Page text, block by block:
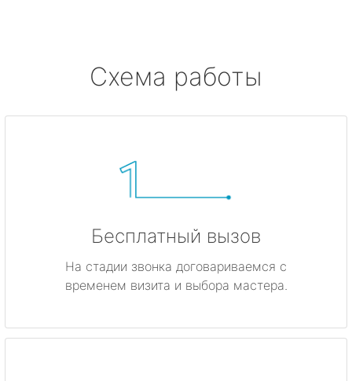
Схема работы
Бесплатный вызов
На стадии звонка договариваемся с
временем визита и выбора мастера.